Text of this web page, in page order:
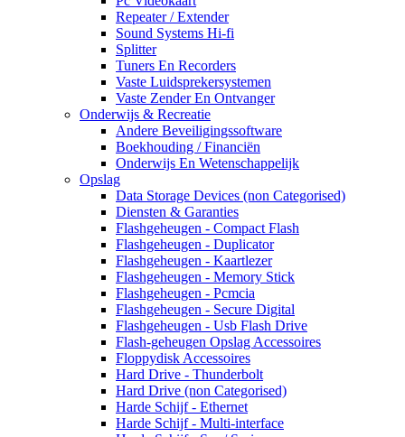
Repeater / Extender
Sound Systems Hi-fi
Splitter
Tuners En Recorders
Vaste Luidsprekersystemen
Vaste Zender En Ontvanger
Onderwijs & Recreatie
Andere Beveiligingssoftware
Boekhouding / Financiën
Onderwijs En Wetenschappelijk
Opslag
Data Storage Devices (non Categorised)
Diensten & Garanties
Flashgeheugen - Compact Flash
Flashgeheugen - Duplicator
Flashgeheugen - Kaartlezer
Flashgeheugen - Memory Stick
Flashgeheugen - Pcmcia
Flashgeheugen - Secure Digital
Flashgeheugen - Usb Flash Drive
Flash-geheugen Opslag Accessoires
Floppydisk Accessoires
Hard Drive - Thunderbolt
Hard Drive (non Categorised)
Harde Schijf - Ethernet
Harde Schijf - Multi-interface